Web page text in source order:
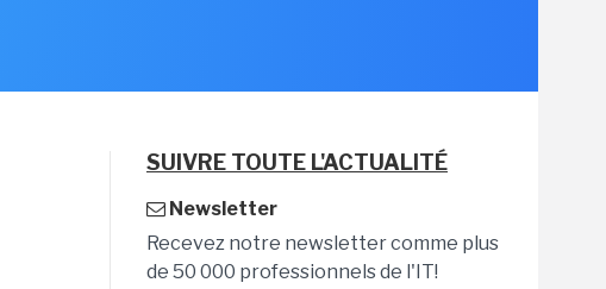
SUIVRE TOUTE L'ACTUALITÉ
Newsletter
Recevez notre newsletter comme plus
de 50 000 professionnels de l'IT!